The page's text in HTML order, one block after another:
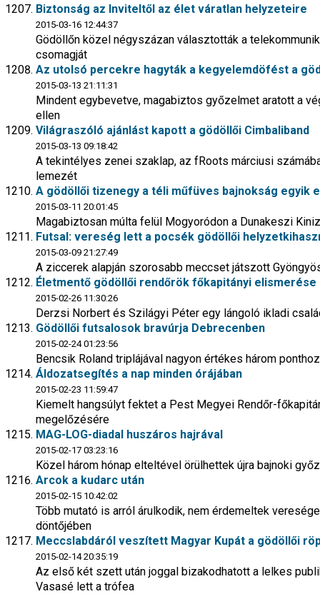
Biztonság az Inviteltől az élet váratlan helyzeteire
2015-03-16 12:44:37
Gödöllőn közel négyszázan választották a
csomagját
Az utolsó percekre hagyták a kegyelemdöfést a
2015-03-13 21:11:31
Mindent egybevetve, magabiztos győzelmet aratott a
ellen
Világraszóló ajánlást kapott a gödöllői Cimbaliband
2015-03-13 09:18:42
A tekintélyes zenei szaklap, az fRoots márciusi
lemezét
A gödöllői tizenegy a téli műfüves bajnokság egyik
2015-03-11 20:01:45
Magabiztosan múlta felül Mogyoródon a Dunakeszi
Futsal: vereség lett a pocsék gödöllői
2015-03-09 21:27:49
A ziccerek alapján szorosabb meccset játszott
Életmentő gödöllői rendőrök főkapitányi elismerése
2015-02-26 11:30:26
Derzsi Norbert és Szilágyi Péter egy lángoló ikladi
Gödöllői futsalosok bravúrja Debrecenben
2015-02-24 01:23:56
Bencsik Roland triplájával nagyon értékes három
Áldozatsegítés a nap minden órájában
2015-02-23 11:59:47
Kiemelt hangsúlyt fektet a Pest Megyei Rendőr-
megelőzésére
MAG-LOG-diadal huszáros hajrával
2015-02-17 03:23:16
Közel három hónap elteltével örülhettek újra bajnoki
Arcok a kudarc után
2015-02-15 10:42:02
Több mutató is arról árulkodik, nem érdemeltek
döntőjében
Meccslabdáról veszített Magyar Kupát a gödöllői
2015-02-14 20:35:19
Az első két szett után joggal bizakodhatott a lelkes
Vasasé lett a trófea